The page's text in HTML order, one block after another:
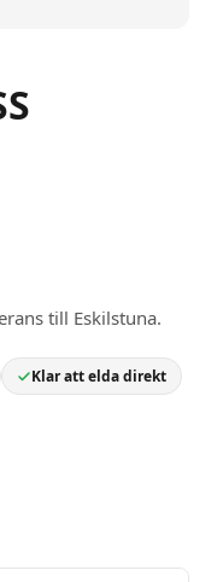
till Eskilstuna.
Klar att elda direkt